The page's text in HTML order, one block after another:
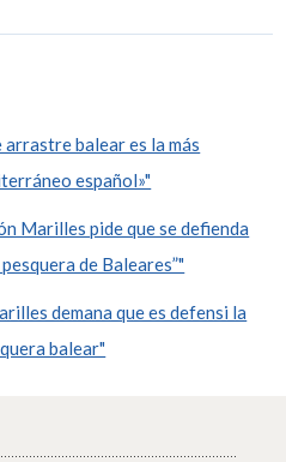
balear es la más
español»"
Marilles pide que se defienda
de Baleares”"
demana que es defensi la
balear"